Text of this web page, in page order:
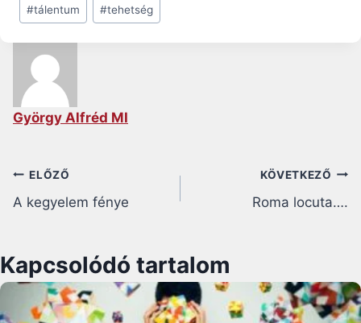
#tálentum #tehetség
György Alfréd MI
Bejegyzés
navigáció
ELŐZŐ
A kegyelem fénye
KÖVETKEZŐ
Roma locuta….
Kapcsolódó tartalom